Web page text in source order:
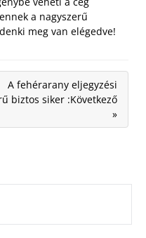
a nagyszerű
meg van elégedve!
A fehérarany eljegyzési
biztos siker :Következő
»